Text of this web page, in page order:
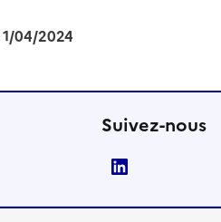
1/04/2024
Suivez-nous